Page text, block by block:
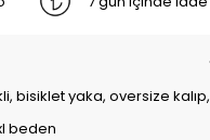
bisiklet yaka, oversize kalıp,
beden